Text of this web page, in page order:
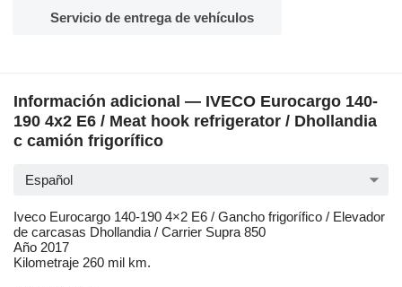
Servicio de entrega de vehículos
Información adicional — IVECO Eurocargo 140-
190 4x2 E6 / Meat hook refrigerator / Dhollandia
c camión frigorífico
Español
Iveco Eurocargo 140-190 4×2 E6 / Gancho frigorífico / Elevador
de carcasas Dhollandia / Carrier Supra 850
Año 2017
Kilometraje 260 mil km.